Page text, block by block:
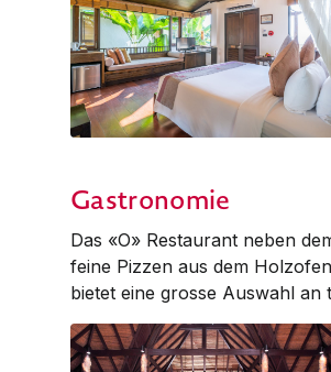
Gastronomie
Das «O» Restaurant neben
feine Pizzen aus dem
bietet eine grosse Auswahl an